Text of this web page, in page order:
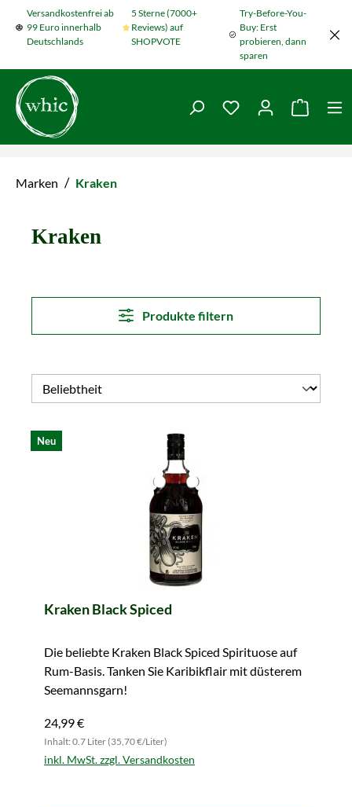
Zum Hauptinhalt springen
Versandkostenfrei ab
99 Euro innerhalb
Deutschlands
5 Sterne (7000+
Reviews) auf
SHOPVOTE
Try-Before-You-
Buy: Erst
probieren, dann
sparen
Du hast 0
Marken / Kraken
Kraken
Produkte filtern
Neu
Kraken Black Spiced
Die beliebte Kraken Black Spiced Spirituose auf
Rum-Basis. Tanken Sie Karibikflair mit düsterem
Seemannsgarn!
24,99 €
Inhalt: 0.7 Liter (35,70 €/Liter)
inkl. MwSt. zzgl. Versandkosten